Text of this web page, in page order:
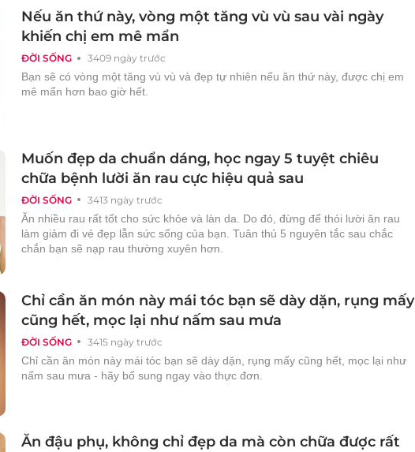
ĐỜI SỐNG 3409 ngày trước
Nếu ăn thứ này, vòng một tăng vù vù sau vài ngày
khiến chị em mê mẩn
Bạn sẽ có vòng một tăng vù vù và đẹp tự nhiên nếu ăn thứ này, được chị em
mê mẩn hơn bao giờ hết.
ĐỜI SỐNG 3413 ngày trước
Muốn đẹp da chuẩn dáng, học ngay 5 tuyệt chiêu
chữa bệnh lười ăn rau cực hiệu quả sau
Ăn nhiều rau rất tốt cho sức khỏe và làn da. Do đó, đừng để thói lười ăn rau
làm giảm đi vẻ đẹp lẫn sức sống của bạn. Tuân thủ 5 nguyên tắc sau chắc
chắn bạn sẽ nạp rau thường xuyên hơn.
ĐỜI SỐNG 3415 ngày trước
Chỉ cần ăn món này mái tóc bạn sẽ dày dặn, rụng mấy
cũng hết, mọc lại như nấm sau mưa
Chỉ cần ăn món này mái tóc bạn sẽ dày dặn, rụng mấy cũng hết, mọc lại như
nấm sau mưa - hãy bổ sung ngay vào thực đơn.
Ăn đậu phụ, không chỉ đẹp da mà còn chữa được rất